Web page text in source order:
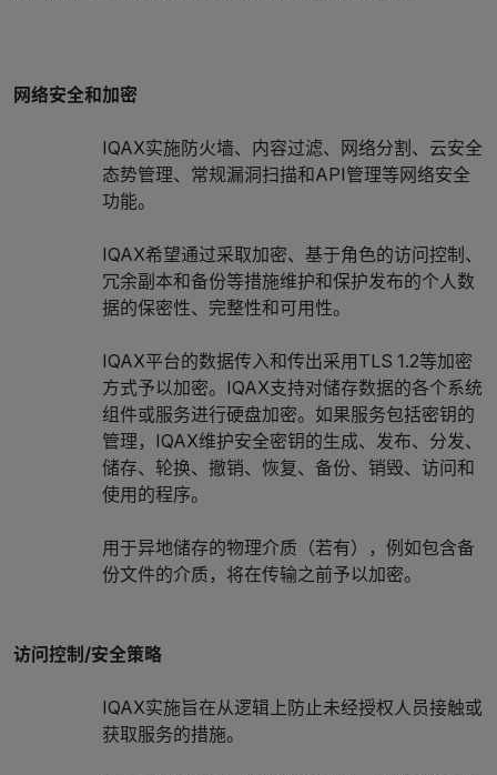
网络安全和加密
IQAX实施防火墙、内容过滤、网络分割、云安全
态势管理、常规漏洞扫描和API管理等网络安全
功能。
IQAX希望通过采取加密、基于角色的访问控制、
冗余副本和备份等措施维护和保护发布的个人数
据的保密性、完整性和可用性。
IQAX平台的数据传入和传出采用TLS 1.2等加密
方式予以加密。IQAX支持对储存数据的各个系统
组件或服务进行硬盘加密。如果服务包括密钥的
管理，IQAX维护安全密钥的生成、发布、分发、
储存、轮换、撤销、恢复、备份、销毁、访问和
使用的程序。
用于异地储存的物理介质（若有），例如包含备
份文件的介质，将在传输之前予以加密。
访问控制/安全策略
IQAX实施旨在从逻辑上防止未经授权人员接触或
获取服务的措施。